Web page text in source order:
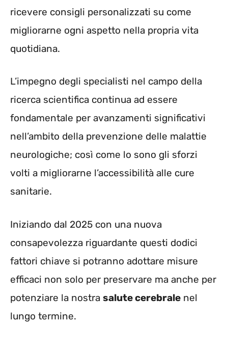
ricevere consigli personalizzati su come
migliorarne ogni aspetto nella propria vita
quotidiana.
L’impegno degli specialisti nel campo della
ricerca scientifica continua ad essere
fondamentale per avanzamenti significativi
nell’ambito della prevenzione delle malattie
neurologiche; così come lo sono gli sforzi
volti a migliorarne l’accessibilità alle cure
sanitarie.
Iniziando dal 2025 con una nuova
consapevolezza riguardante questi dodici
fattori chiave si potranno adottare misure
efficaci non solo per preservare ma anche per
potenziare la nostra salute cerebrale nel
lungo termine.